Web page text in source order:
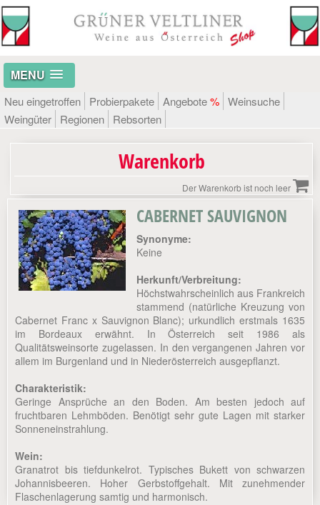
MENU
Neu eingetroffen Probierpakete Angebote% Weinsuche
Weingüter
Regionen Rebsorten
Warenkorb
Der Warenkorb ist noch leer
CABERNET SAUVIGNON
Synonyme:
Keine
Herkunft/Verbreitung:
Höchstwahrscheinlich aus Frankreich
stammend (natürliche Kreuzung von
Cabernet Franc x Sauvignon Blanc); urkundlich erstmals 1635
im Bordeaux erwähnt. In Österreich seit 1986 als
Qualitätsweinsorte zugelassen. In den vergangenen Jahren vor
allem im Burgenland und in Niederösterreich ausgepflanzt.
Charakteristik:
Geringe Ansprüche an den Boden. Am besten jedoch auf
fruchtbaren Lehmböden. Benötigt sehr gute Lagen mit starker
Sonneneinstrahlung.
Wein:
Granatrot bis tiefdunkelrot. Typisches Bukett von schwarzen
Johannisbeeren. Hoher Gerbstoffgehalt. Mit zunehmender
Flaschenlagerung samtig und harmonisch.